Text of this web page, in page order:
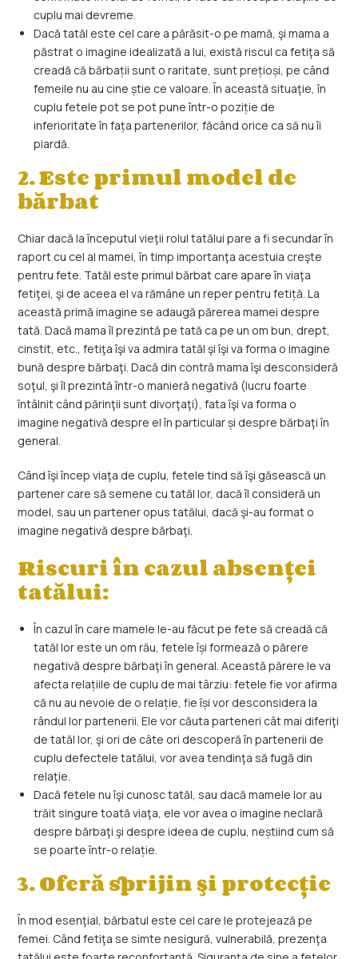
cuplu mai devreme.
Dacă tatăl este cel care a părăsit-o pe mamă, şi mama a
păstrat o imagine idealizată a lui, există riscul ca fetiţa să
creadă că bărbații sunt o raritate, sunt prețioși, pe când
femeile nu au cine știe ce valoare. În această situaţie, în
cuplu fetele pot se pot pune într-o poziție de
inferioritate în fața partenerilor, făcând orice ca să nu îi
piardă.
2. Este primul model de
bărbat
Chiar dacă la începutul vieţii rolul tatălui pare a fi secundar în
raport cu cel al mamei, în timp importanţa acestuia creşte
pentru fete. Tatăl este primul bărbat care apare în viaţa
fetiţei, şi de aceea el va rămâne un reper pentru fetiță. La
această primă imagine se adaugă părerea mamei despre
tată. Dacă mama îl prezintă pe tată ca pe un om bun, drept,
cinstit, etc., fetiţa îşi va admira tatăl şi îşi va forma o imagine
bună despre bărbaţi. Dacă din contră mama îşi desconsideră
soţul, şi îl prezintă într-o manieră negativă (lucru foarte
întâlnit când părinţii sunt divorţaţi), fata îşi va forma o
imagine negativă despre el în particular și despre bărbaţi în
general.
Când îşi încep viaţa de cuplu, fetele tind să îşi găsească un
partener care să semene cu tatăl lor, dacă îl consideră un
model, sau un partener opus tatălui, dacă şi-au format o
imagine negativă despre bărbaţi.
Riscuri în cazul absenței
tatălui:
În cazul în care mamele le-au făcut pe fete să creadă că
tatăl lor este un om rău, fetele își formează o părere
negativă despre bărbaţi în general. Această părere le va
afecta relațiile de cuplu de mai târziu: fetele fie vor afirma
că nu au nevoie de o relație, fie își vor desconsidera la
rândul lor partenerii. Ele vor căuta parteneri cât mai diferiţi
de tatăl lor, şi ori de câte ori descoperă în partenerii de
cuplu defectele tatălui, vor avea tendinţa să fugă din
relaţie.
Dacă fetele nu îşi cunosc tatăl, sau dacă mamele lor au
trăit singure toată viaţa, ele vor avea o imagine neclară
despre bărbaţi şi despre ideea de cuplu, neștiind cum să
se poarte într-o relație.
3. Oferă sprijin şi protecţie
În mod esenţial, bărbatul este cel care le protejează pe
femei. Când fetiţa se simte nesigură, vulnerabilă, prezenţa